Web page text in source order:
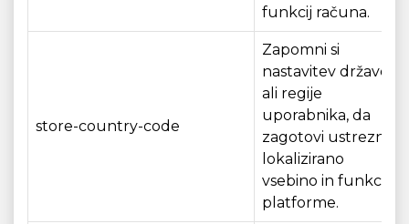
funkcij računa.
store-country-code
Zapomni si
nastavitev države
ali regije
uporabnika, da
zagotovi ustrezno
lokalizirano
vsebino in funkcije
platforme.